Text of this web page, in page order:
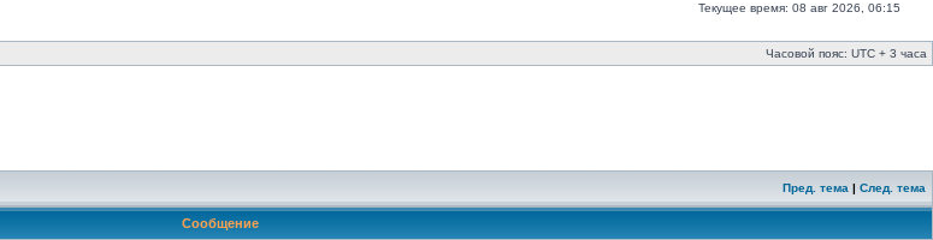
Текущее время: 08 авг 2026, 06:15
Часовой пояс: UTC + 3 часа
Пред. тема | След. тема
Сообщение